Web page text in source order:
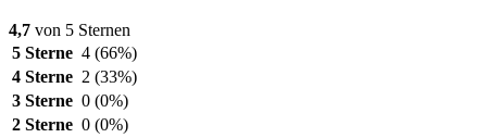
4,7 von 5 Sternen
5 Sterne 4 (66%)
4 Sterne 2 (33%)
3 Sterne 0 (0%)
2 Sterne 0 (0%)